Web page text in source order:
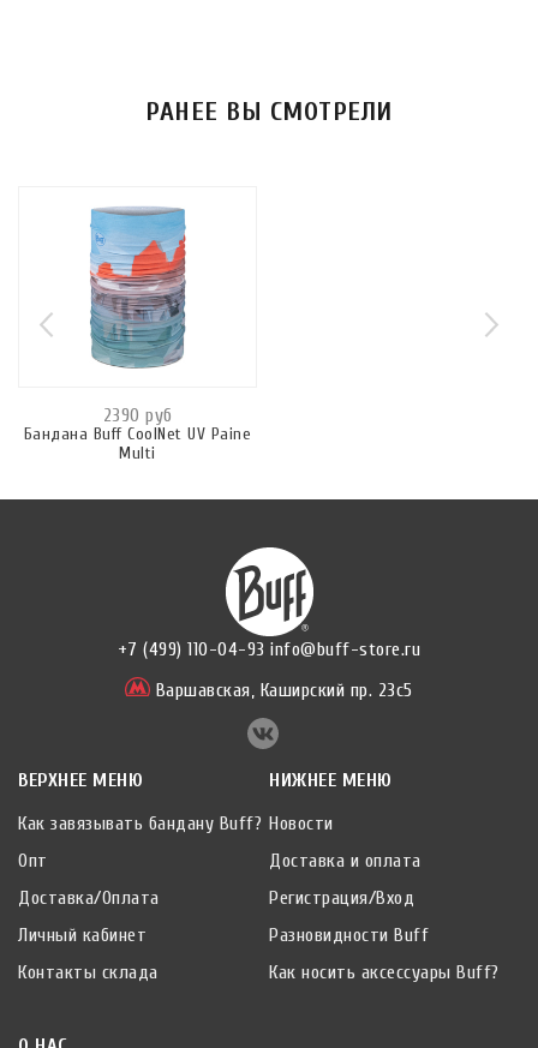
РАНЕЕ ВЫ СМОТРЕЛИ
2390 руб
Бандана Buff CoolNet UV Paine
Multi
+7 (499) 110-04-93 info@buff-store.ru
Варшавская, Каширский пр. 23с5
ВЕРХНЕЕ МЕНЮ
Как завязывать бандану Buff?
Опт
Доставка/Оплата
Личный кабинет
Контакты склада
НИЖНЕЕ МЕНЮ
Новости
Доставка и оплата
Регистрация/Вход
Разновидности Buff
Как носить аксессуары Buff?